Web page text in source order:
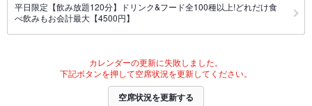
平日限定【飲み放題120分】ドリンク&フード全100種以上!どれだけ食
べ飲みもお会計最大【4500円】
カレンダーの更新に失敗しました。
下記ボタンを押して空席状況を更新してください。
空席状況を更新する